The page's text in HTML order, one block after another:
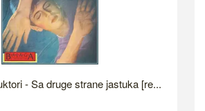
- Sa druge strane jastuka [re...